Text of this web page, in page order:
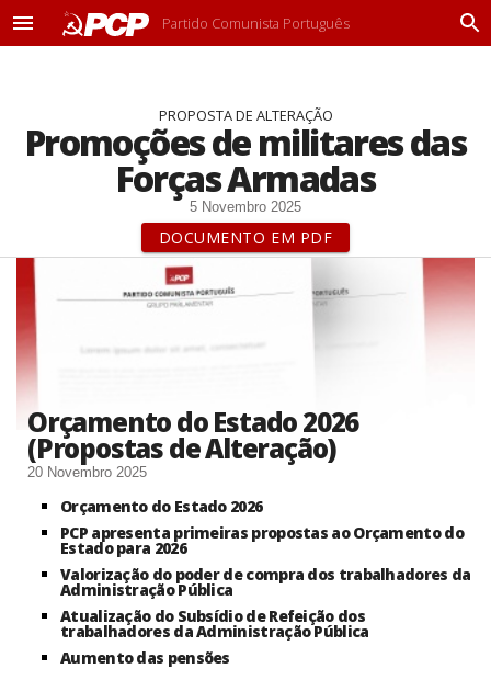
M
Partido Comunista Português
P
PROPOSTA DE ALTERAÇÃO
Promoções de militares das
Forças Armadas
5 Novembro 2025
DOCUMENTO EM PDF
Orçamento do Estado 2026
(Propostas de Alteração)
20 Novembro 2025
Orçamento do Estado 2026
PCP apresenta primeiras propostas ao Orçamento do
Estado para 2026
Valorização do poder de compra dos trabalhadores da
Administração Pública
Atualização do Subsídio de Refeição dos
trabalhadores da Administração Pública
Aumento das pensões